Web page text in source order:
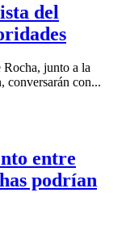
del
Rocha, junto a la
conversarán con...
entre
podrían